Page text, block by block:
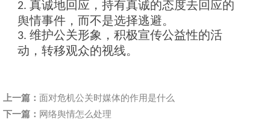
2. 真诚地回应，持有真诚的态度去回应的
舆情事件，而不是选择逃避。
3. 维护公关形象，积极宣传公益性的活
动，转移观众的视线。
上一篇： 面对危机公关时媒体的作用是什么
下一篇： 网络舆情怎么处理